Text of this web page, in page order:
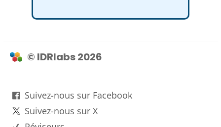
© IDRlabs 2026
Suivez-nous sur Facebook
Suivez-nous sur X